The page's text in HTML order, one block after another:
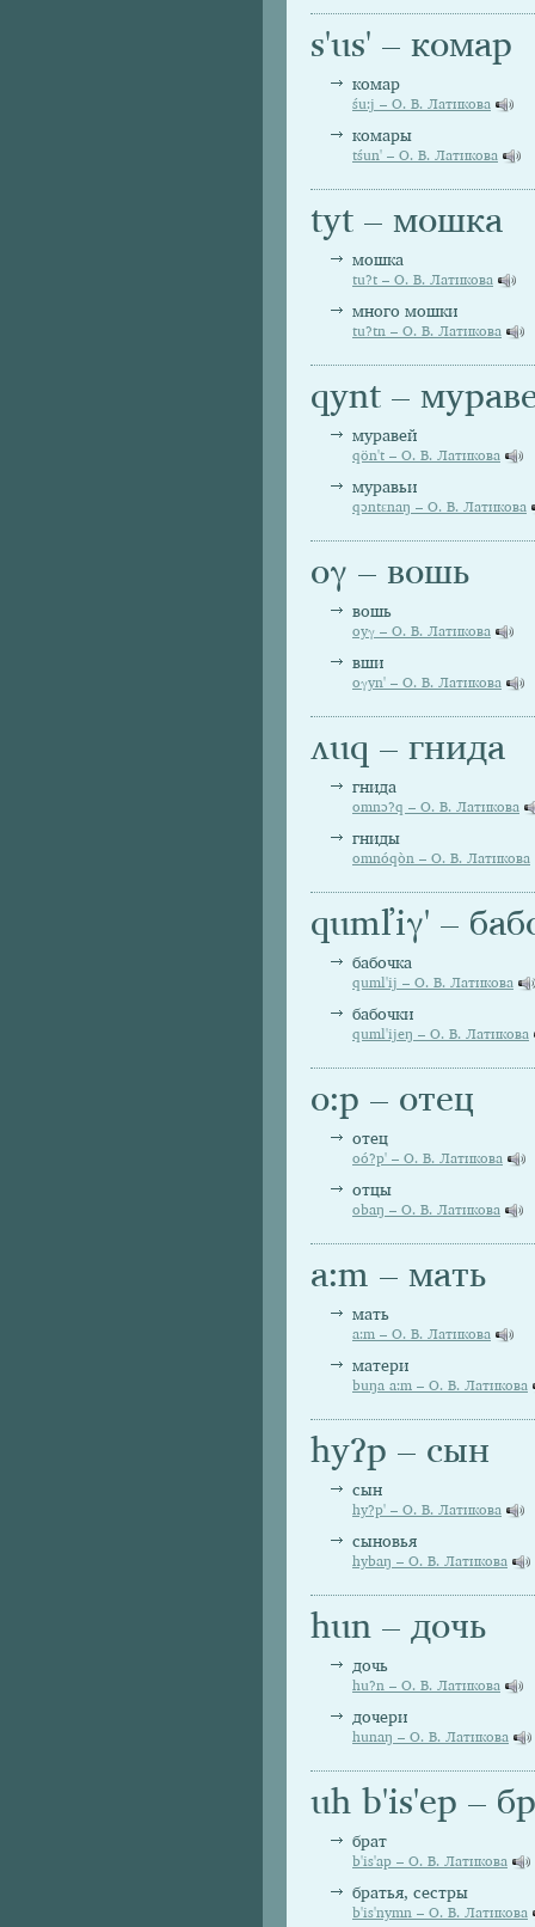
s'us' – комар
комар
śu:j – О. В. Латикова
комары
tśun' – О. В. Латикова
tyt – мошка
мошка
tu?t – О. В. Латикова
много мошки
tu?tn – О. В. Латикова
qynt –
муравей
qön't – О. В. Латикова
муравьи
qɔntεnaŋ – О. В. Латикова
oγ – вошь
вошь
oyγ – О. В. Латикова
вши
oγyn' – О. В. Латикова
ʌuq – гнида
гнида
omnɔ?q – О. В. Латикова
гниды
omnóqòn – О. В. Латикова
qumľiγ' –
бабочка
quml'ij – О. В. Латикова
бабочки
quml'ijeŋ – О. В. Латикова
o:p – отец
отец
oó?p' – О. В. Латикова
отцы
obaŋ – О. В. Латикова
a:m – мать
мать
a:m – О. В. Латикова
матери
buŋa a:m – О. В. Латикова
hyʔp – сын
сын
hy?p' – О. В. Латикова
сыновья
hybaŋ – О. В. Латикова
hun – дочь
дочь
hu?n – О. В. Латикова
дочери
hunaŋ – О. В. Латикова
uh b'is'ep –
брат
b'is'ap – О. В. Латикова
братья, сестры
b'is'nymn – О. В. Латикова